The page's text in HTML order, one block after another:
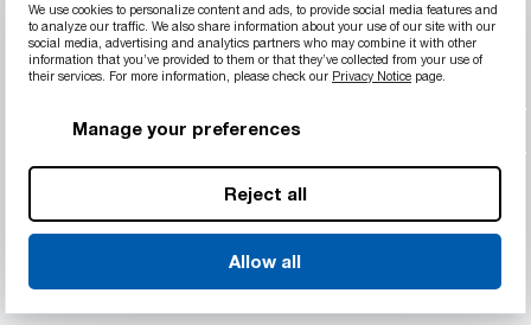
We use cookies to personalize content and ads, to provide social media features and
to analyze our traffic. We also share information about your use of our site with our
social media, advertising and analytics partners who may combine it with other
information that you’ve provided to them or that they’ve collected from your use of
their services. For more information, please check our Privacy Notice page.
Manage your preferences
Reject all
Allow all
PRODUKTINFORMATIONEN
Materialeigenschaften
Anwendungen mit hoher Last, hoher
Selbstschmierend
Beständig gegenüber Korrosion und
Keine Feuchtigkeitsaufnahme